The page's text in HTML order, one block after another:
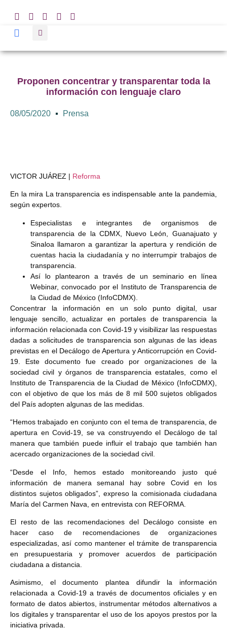
Proponen concentrar y transparentar toda la
información con lenguaje claro
08/05/2020 Prensa
VICTOR JUÁREZ | Reforma
En la mira La transparencia es indispensable ante la pandemia,
según expertos.
Especialistas e integrantes de organismos de
transparencia de la CDMX, Nuevo León, Guanajuato y
Sinaloa llamaron a garantizar la apertura y rendición de
cuentas hacia la ciudadanía y no interrumpir trabajos de
transparencia.
Así lo plantearon a través de un seminario en línea
Webinar, convocado por el Instituto de Transparencia de
la Ciudad de México (InfoCDMX).
Concentrar la información en un solo punto digital, usar
lenguaje sencillo, actualizar en portales de transparencia la
información relacionada con Covid-19 y visibilizar las respuestas
dadas a solicitudes de transparencia son algunas de las ideas
previstas en el Decálogo de Apertura y Anticorrupción en Covid-
19. Este documento fue creado por organizaciones de la
sociedad civil y órganos de transparencia estatales, como el
Instituto de Transparencia de la Ciudad de México (InfoCDMX),
con el objetivo de que los más de 8 mil 500 sujetos obligados
del País adopten algunas de las medidas.
“Hemos trabajado en conjunto con el tema de transparencia, de
apertura en Covid-19, se va construyendo el Decálogo de tal
manera que también puede influir el trabajo que también han
acercado organizaciones de la sociedad civil.
“Desde el Info, hemos estado monitoreando justo qué
información de manera semanal hay sobre Covid en los
distintos sujetos obligados”, expreso la comisionada ciudadana
María del Carmen Nava, en entrevista con REFORMA.
El resto de las recomendaciones del Decálogo consiste en
hacer caso de recomendaciones de organizaciones
especializadas, así como mantener el trámite de transparencia
en presupuestaria y promover acuerdos de participación
ciudadana a distancia.
Asimismo, el documento plantea difundir la información
relacionada a Covid-19 a través de documentos oficiales y en
formato de datos abiertos, instrumentar métodos alternativos a
los digitales y transparentar el uso de los apoyos prestos por la
iniciativa privada.